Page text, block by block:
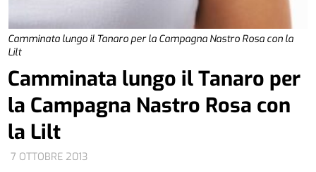
Camminata lungo il Tanaro per la Campagna Nastro Rosa con la
Lilt
7 OTTOBRE 2013
Camminata lungo il Tanaro per
la Campagna Nastro Rosa con
la Lilt